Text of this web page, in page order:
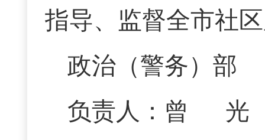
指导、监督全市社
政治（警务）部
负责人：曾 光